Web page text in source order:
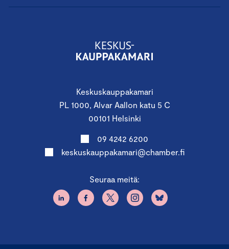
Keskuskauppakamari
PL 1000, Alvar Aallon katu 5 C
00101 Helsinki
09 4242 6200
keskuskauppakamari@chamber.fi
Seuraa meitä: